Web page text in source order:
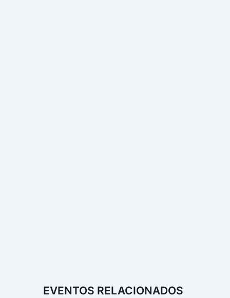
EVENTOS RELACIONADOS